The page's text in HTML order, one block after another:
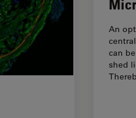
An
can
shed